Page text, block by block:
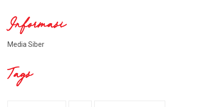
Informasi
Media Siber
Tags